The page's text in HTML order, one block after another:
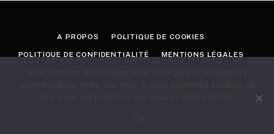
A PROPOS POLITIQUE DE COOKIES
POLITIQUE DE CONFIDENTIALITÉ MENTIONS LÉGALES